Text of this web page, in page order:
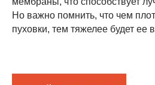
Но важно помнить, что чем
пуховки, тем тяжелее будет ее